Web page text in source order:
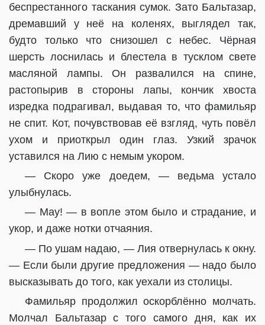
беспрестанного таскания сумок. Зато Бальтазар,
дремавший у неё на коленях, выглядел так,
будто только что снизошел с небес. Чёрная
шерсть лоснилась и блестела в тусклом свете
масляной лампы. Он развалился на спине,
растопырив в стороны лапы, кончик хвоста
изредка подрагивал, выдавая то, что фамильяр
не спит. Кот, почувствовав её взгляд, чуть повёл
ухом и приоткрыл один глаз. Узкий зрачок
уставился на Лию с немым укором.
— Скоро уже доедем, — ведьма устало
улыбнулась.
— Мау! — в вопле этом было и страдание, и
укор, и даже нотки отчаяния.
— По ушам надаю, — Лия отвернулась к окну.
— Если были другие предложения — надо было
высказывать до того, как уехали из столицы.
Фамильяр продолжил оскорблённо молчать.
Молчал Бальтазар с того самого дня, как их